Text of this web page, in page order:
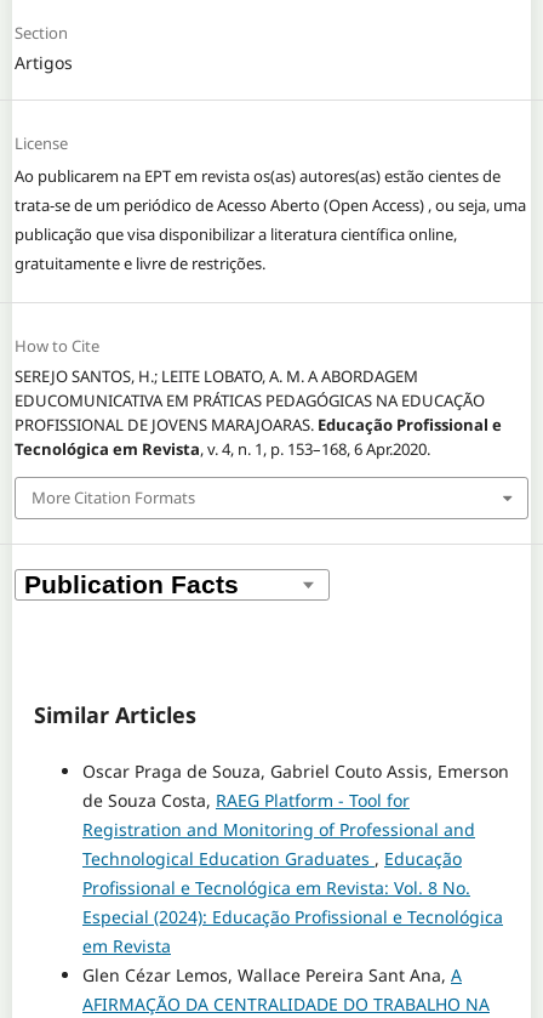
Section
Artigos
License
Ao publicarem na EPT em revista os(as) autores(as) estão cientes de
trata-se de um periódico de Acesso Aberto (Open Access) , ou seja, uma
publicação que visa disponibilizar a literatura científica online,
gratuitamente e livre de restrições.
How to Cite
SEREJO SANTOS, H.; LEITE LOBATO, A. M. A ABORDAGEM
EDUCOMUNICATIVA EM PRÁTICAS PEDAGÓGICAS NA EDUCAÇÃO
PROFISSIONAL DE JOVENS MARAJOARAS. Educação Profissional e
Tecnológica em Revista, v. 4, n. 1, p. 153–168, 6 Apr.2020.
More Citation Formats
Similar Articles
Oscar Praga de Souza, Gabriel Couto Assis, Emerson
de Souza Costa, RAEG Platform - Tool for
Registration and Monitoring of Professional and
Technological Education Graduates , Educação
Profissional e Tecnológica em Revista: Vol. 8 No.
Especial (2024): Educação Profissional e Tecnológica
em Revista
Glen Cézar Lemos, Wallace Pereira Sant Ana, A
AFIRMAÇÃO DA CENTRALIDADE DO TRABALHO NA